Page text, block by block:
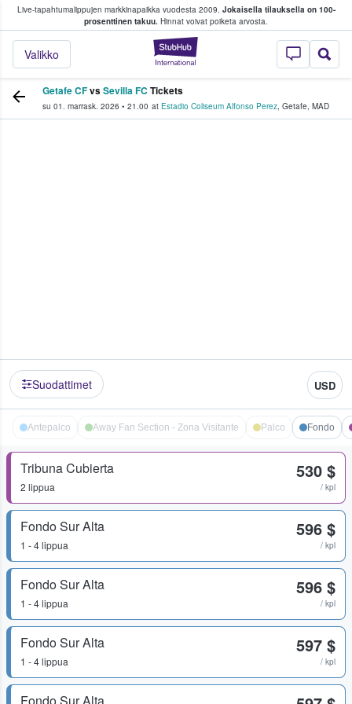
Live-tapahtumalippujen markkinapaikka vuodesta 2009. Jokaisella tilauksella on 100-
prosenttinen takuu. Hinnat voivat poiketa arvosta.
StubHub -
Valikko
fanit ostavat ja myyvät lippuja
Getafe CFvsSevilla FC Tickets
su 01. marrask. 2026 • 21.00 at Estadio Coliseum Alfonso Perez, Getafe, MAD
Suodattimet USD
Antepalco Away Fan Section - Zona Visitante Palco Fondo
Tribuna Cubierta
2 lippua
530 $
/ kpl
Fondo Sur Alta
1 - 4 lippua
596 $
/ kpl
Fondo Sur Alta
1 - 4 lippua
596 $
/ kpl
Fondo Sur Alta
1 - 4 lippua
597 $
/ kpl